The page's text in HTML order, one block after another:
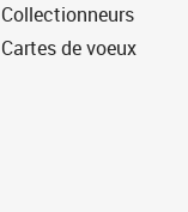
Collectionneurs
Cartes de voeux